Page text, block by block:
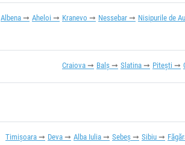
Albena Aheloi Kranevo Nessebar Nisipurile de
Craiova Balș Slatina Pitești
Timișoara Deva Alba Iulia Sebeș Sibiu